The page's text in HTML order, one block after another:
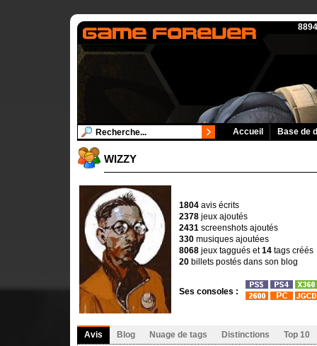
Accueil Base de
WIZZY
1804 avis écrits
2378 jeux ajoutés
2431 screenshots ajoutés
330 musiques ajoutées
8068 jeux taggués et14 tags créés
20 billets postés dans son blog
Ses consoles :
Avis Blog Nuage de tags Distinctions Top 10